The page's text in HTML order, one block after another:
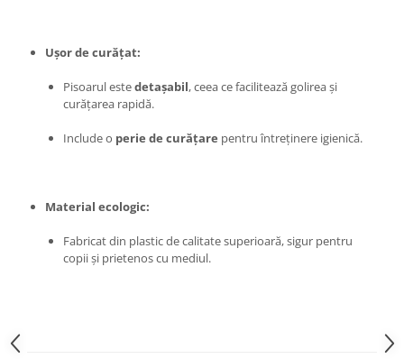
Butelii
Gratare
Pirostrii si accesorii pentru gatit
Plite & aragaze
Becuri
Conectori/doze
Lumina de crestere pentru plante
Ușor de curățat:
Pisoarul estedetașabil, ceea ce facilitează golirea și
curățarea rapidă.
Include o perie de curățare pentru întreținere igienică.
Material ecologic:
Fabricat din plastic de calitate superioară, sigur pentru
copii și prietenos cu mediul.